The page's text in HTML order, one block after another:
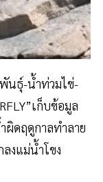
นธุ์-น้ำท่วมไข่-
เก็บข้อมูล
ดฤดูกาลทำลาย
งแม่น้ำโขง